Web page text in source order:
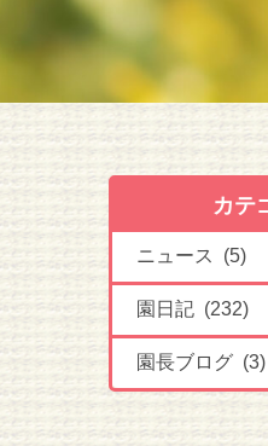
カテ
ニュース (5)
園日記 (232)
園長ブログ (3)